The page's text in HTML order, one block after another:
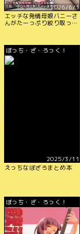
2026/6/1
エッチな発情母娘バニーさ
んがたーっぷり絞り取っち
ぼっち・ざ・ろっく！
2025/3/11
えっちなぼざろまとめ本
ぼっち・ざ・ろっく！